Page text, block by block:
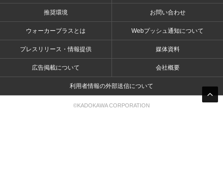
推奨環境 お問い合わせ
ウォーカープラスとは Webプッシュ通知について
プレスリリース・情報提供 媒体資料
広告掲載について 会社概要
利用者情報の外部送信について
©KADOKAWA CORPORATION